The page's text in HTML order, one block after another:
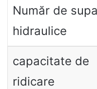
Număr de
hidraulice
capacitate de
ridicare